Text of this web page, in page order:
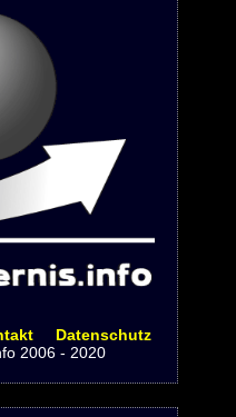
Datenschutz
2006 - 2020